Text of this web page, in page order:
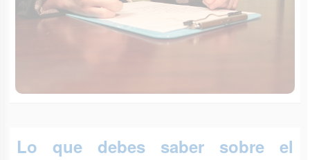
Lo que debes saber sobre el